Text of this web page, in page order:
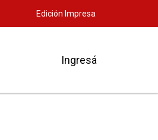
Edición Impresa
Ingresá